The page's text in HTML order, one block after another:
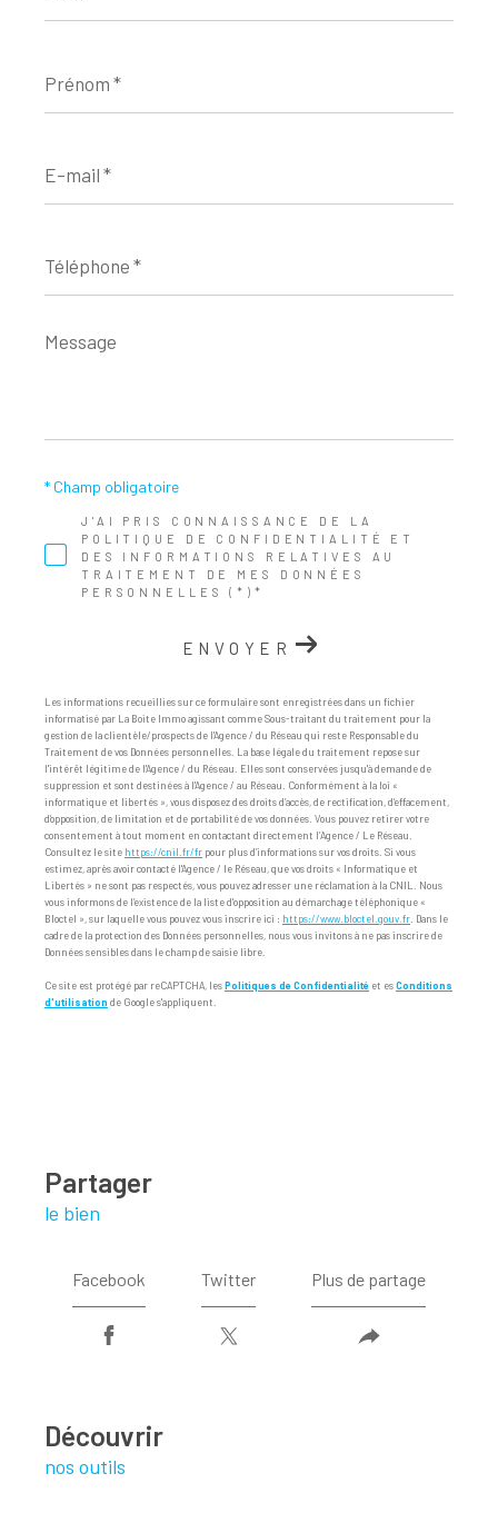
*
mail
*
*
Message
*
J'AI PRIS CONNAISSANCE DE LA
POLITIQUE DE CONFIDENTIALITÉ ET
DES INFORMATIONS RELATIVES AU
TRAITEMENT DE MES DONNÉES
PERSONNELLES (*)*
* Champ obligatoire
ENVOYER
Les informations recueillies sur ce formulaire sont enregistrées dans un fichier
informatisé par La Boite Immo agissant comme Sous-traitant du traitement pour la
gestion de la clientèle/prospects de l'Agence / du Réseau qui reste Responsable du
Traitement de vos Données personnelles. La base légale du traitement repose sur
l'intérêt légitime de l'Agence / du Réseau. Elles sont conservées jusqu'à demande de
suppression et sont destinées à l'Agence / au Réseau. Conformément à la loi «
informatique et libertés », vous disposez des droits d’accès, de rectification, d’effacement,
d’opposition, de limitation et de portabilité de vos données. Vous pouvez retirer votre
consentement à tout moment en contactant directement l’Agence / Le Réseau.
Consultez le site https://cnil.fr/fr pour plus d’informations sur vos droits. Si vous
estimez, après avoir contacté l'Agence / le Réseau, que vos droits « Informatique et
Libertés » ne sont pas respectés, vous pouvez adresser une réclamation à la CNIL. Nous
vous informons de l’existence de la liste d'opposition au démarchage téléphonique «
Bloctel », sur laquelle vous pouvez vous inscrire ici : https://www.bloctel.gouv.fr. Dans le
cadre de la protection des Données personnelles, nous vous invitons à ne pas inscrire de
Données sensibles dans le champ de saisie libre.
Ce site est protégé par reCAPTCHA, lesPolitiques de Confidentialité et esConditions
d'utilisation de Google s'appliquent.
partager
le bien
Facebook Twitter Plus de partage
découvrir
nos outils